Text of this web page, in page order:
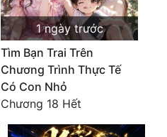
1 ngày trước
Tìm Bạn Trai Trên
Chương Trình Thực Tế
Có Con Nhỏ
Chương 18 Hết